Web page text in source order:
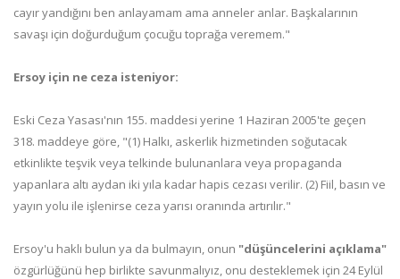
cayır yandığını ben anlayamam ama anneler anlar. Başkalarının
savaşı için doğurduğum çocuğu toprağa veremem."
Ersoy için ne ceza isteniyor:
Eski Ceza Yasası'nın 155. maddesi yerine 1 Haziran 2005'te geçen
318. maddeye göre, "(1) Halkı, askerlik hizmetinden soğutacak
etkinlikte teşvik veya telkinde bulunanlara veya propaganda
yapanlara altı aydan iki yıla kadar hapis cezası verilir. (2) Fiil, basın ve
yayın yolu ile işlenirse ceza yarısı oranında artırılır."
Ersoy'u haklı bulun ya da bulmayın, onun "düşüncelerini açıklama"
özgürlüğünü hep birlikte savunmalıyız, onu desteklemek için 24 Eylül